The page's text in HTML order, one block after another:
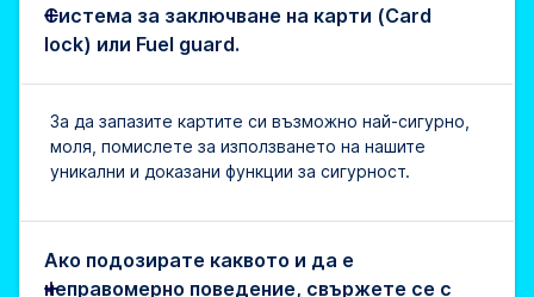
Система за заключване на карти (Card
lock) или Fuel guard.
За да запазите картите си възможно най-сигурно,
моля, помислете за използването на нашите
уникални и доказани функции за сигурност.
Ако подозирате каквото и да е
неправомерно поведение, свържете се с